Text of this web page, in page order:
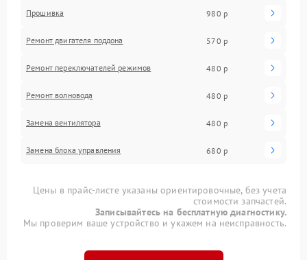
Прошивка 980 р
Ремонт двигателя поддона 570 р
Ремонт переключателей режимов 480 р
Ремонт волновода 480 р
Замена вентилятора 480 р
Замена блока управления 680 р
Цены в прайс-листе указаны ориентировочные, без учета
стоимости запчастей.
Записывайтесь на бесплатную диагностику.
Мы проверим ваше устройство и укажем на неисправность.